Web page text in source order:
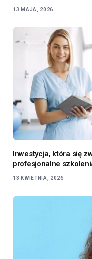
13 MAJA, 2026
Inwestycja, która się
profesjonalne
13 KWIETNIA, 2026